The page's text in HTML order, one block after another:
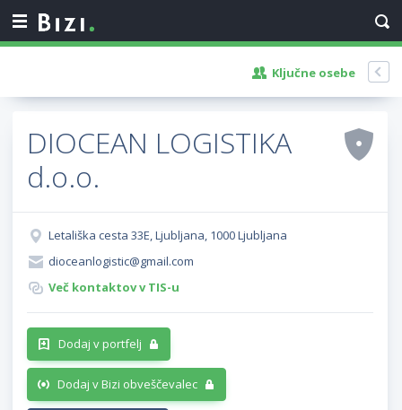
Ključne osebe
DIOCEAN LOGISTIKA
d.o.o.
Letališka cesta 33E, Ljubljana, 1000 Ljubljana
dioceanlogistic@gmail.com
Več kontaktov v TIS-u
Dodaj v portfelj
Dodaj v Bizi obveščevalec